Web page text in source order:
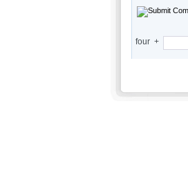
four +